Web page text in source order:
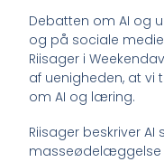
Debatten om AI og
og på sociale
Riisager i
af uenigheden, at vi
om AI og læring.
Riisager beskriver
masseødelæggelse